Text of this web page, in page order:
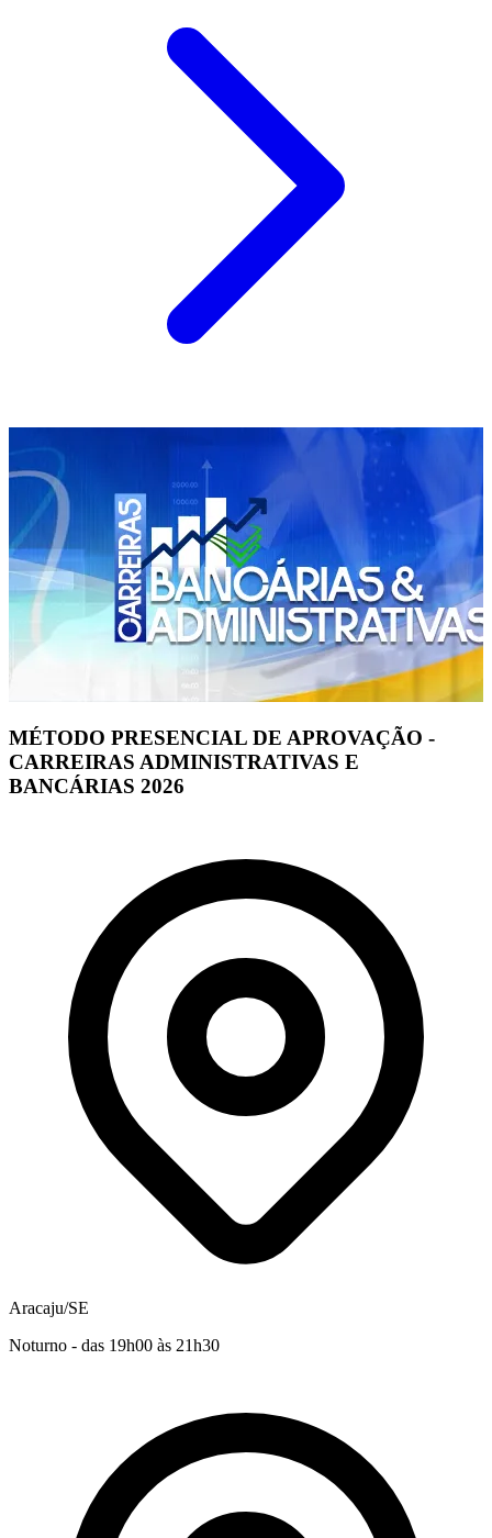
MÉTODO PRESENCIAL DE APROVAÇÃO -
CARREIRAS ADMINISTRATIVAS E
BANCÁRIAS 2026
Aracaju/SE
Noturno - das 19h00 às 21h30